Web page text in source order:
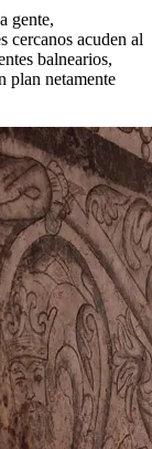
gente,
cercanos acuden al
balnearios,
plan netamente